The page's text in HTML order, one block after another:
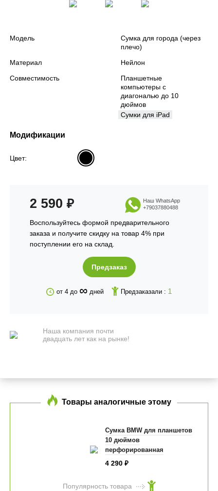
Модель
Сумка для города (через
плечо)
Материал
Нейлон
Совместимость
Планшетные
компьютеры с
диагональю до 10
дюймов
Сумки для iPad
Модификации
Цвет:
2 590 ₽
Воспользуйтесь формой предварительного
заказа и получите скидку на товар 4% при
поступлении его на склад.
Наш WhatsApp
+79037880488
Предзаказ
от 4 до ∞ дней Предзаказали : 1
Наша компания почти
двадцать лет как на рынке!
Товары аналогичные этому
Сумка BMW для планшетов
10 дюймов
перфорированная
4 290 ₽
Популярность товара